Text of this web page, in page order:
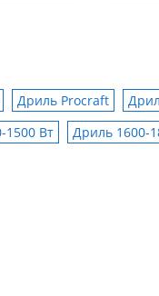
Дриль Procraft
1500 Вт
Дриль 1600-